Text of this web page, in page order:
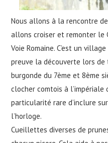
Nous allons à la rencontre
allons croiser et remonter le
Voie Romaine. C’est un
preuve la découverte lors de
burgonde du 7ème et 8ème
clocher comtois à l’impériale
particularité rare d’inclure
l’horloge.
Cueillettes diverses de